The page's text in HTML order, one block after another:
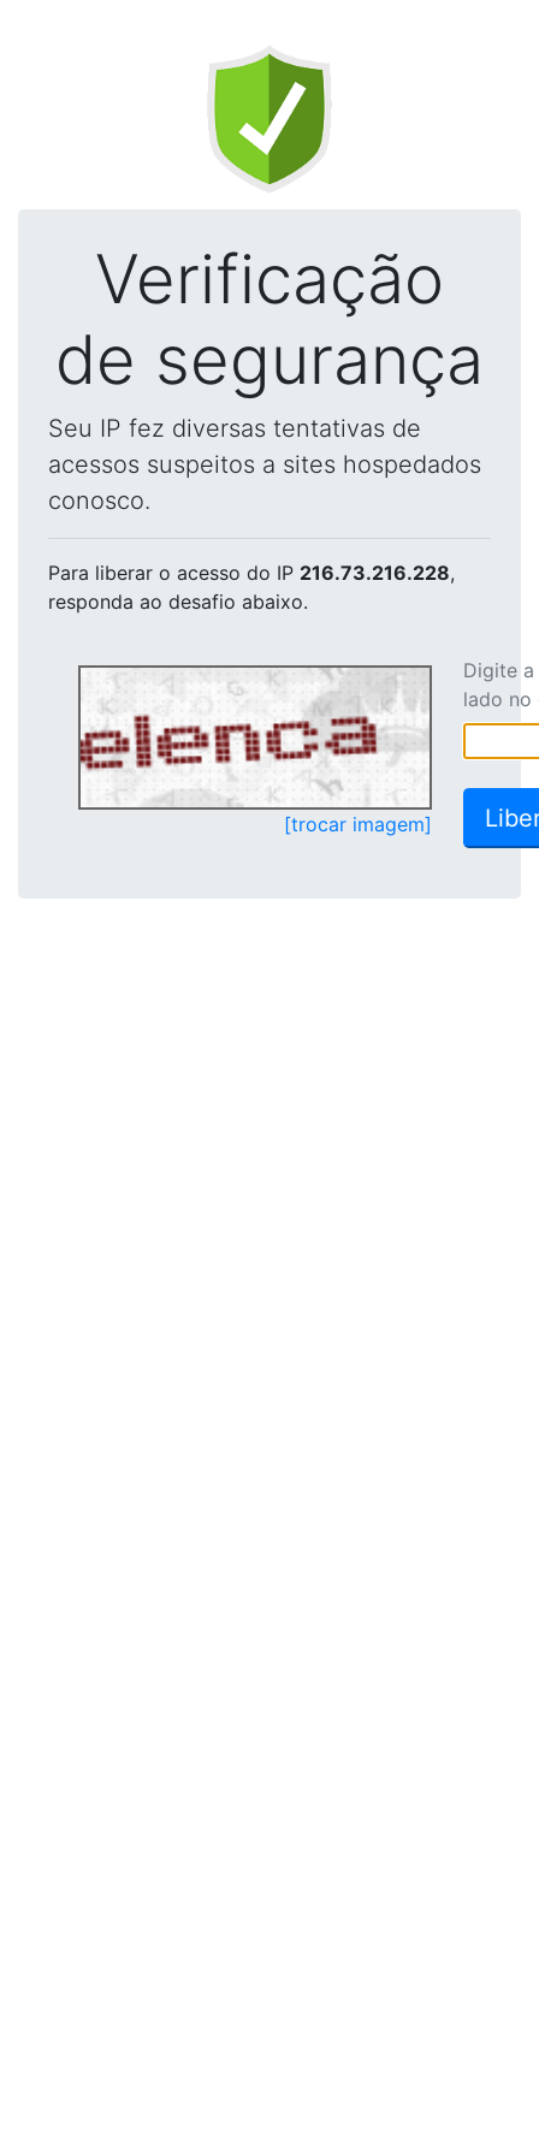
Verificação
de segurança
Seu IP fez diversas tentativas de
acessos suspeitos a sites hospedados
conosco.
Para liberar o acesso do IP 216.73.216.228,
responda ao desafio abaixo.
[trocar imagem]
Digite
lado no